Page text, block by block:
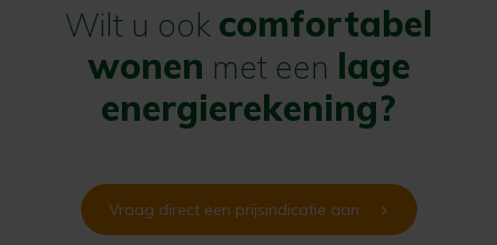
Wilt u ook comfortabel
wonen met een lage
energierekening?
Vraag direct een prijsindicatie aan